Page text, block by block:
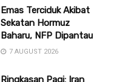
Emas Terciduk Akibat
Sekatan Hormuz
Baharu, NFP Dipantau
7 AUGUST 2026
Ringkasan Pagi: Iran